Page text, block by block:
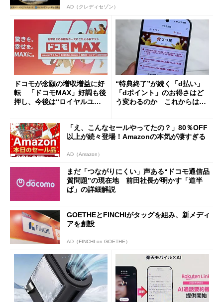
AD（クレディセゾン）
ドコモが念願の増収増益に好
転 「ドコモMAX」好調も後
押し、今後は“ロイヤルユー
“特典終了”が続く「d払い」
「dポイント」のお得さはど
う変わるのか これからは
「え、こんなセールやってたの？」80％OFF
以上が続々登場！Amazonの本気が凄すぎる
AD（Amazon）
まだ「つながりにくい」声ある“ドコモ通信品
質問題”の現在地 前田社長が明かす「道半
ば」の詳細解説
GOETHEとFINCHIがタッグを組み、新メディ
アを創設
AD（FINCHI on GOETHE）